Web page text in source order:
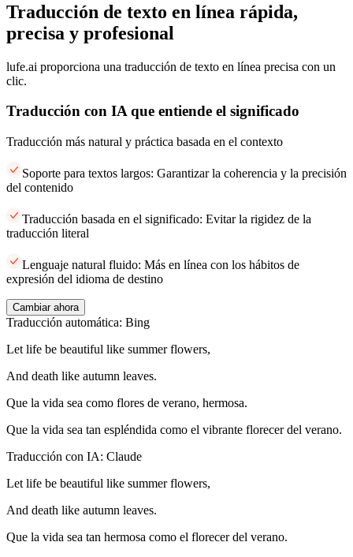
Traducción de texto en línea rápida,
precisa y profesional
lufe.ai proporciona una traducción de texto en línea precisa con un
clic.
Traducción con IA que entiende el significado
Traducción más natural y práctica basada en el contexto
Soporte para textos largos: Garantizar la coherencia y la precisión
del contenido
Traducción basada en el significado: Evitar la rigidez de la
traducción literal
Lenguaje natural fluido: Más en línea con los hábitos de
expresión del idioma de destino
Cambiar ahora
Traducción automática: Bing
Let life be beautiful like summer flowers,
And death like autumn leaves.
Que la vida sea como flores de verano, hermosa.
Que la vida sea tan espléndida como el vibrante florecer del verano.
Traducción con IA: Claude
Let life be beautiful like summer flowers,
And death like autumn leaves.
Que la vida sea tan hermosa como el florecer del verano.